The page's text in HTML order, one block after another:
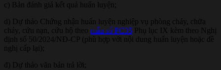
c) Bản đánh giá kết quả huấn luyện;
d) Dự thảo Chứng nhận huấn luyện nghiệp vụ phòng cháy, chữa
cháy, cứu nạn, cứu hộ theo mẫu số PC35 Phụ lục IX kèm theo Nghị
định số 50/2024/NĐ-CP (phù hợp với nội dung huấn luyện hoặc đề
nghị cấp lại);
đ) Dự thảo văn bản trả lời;